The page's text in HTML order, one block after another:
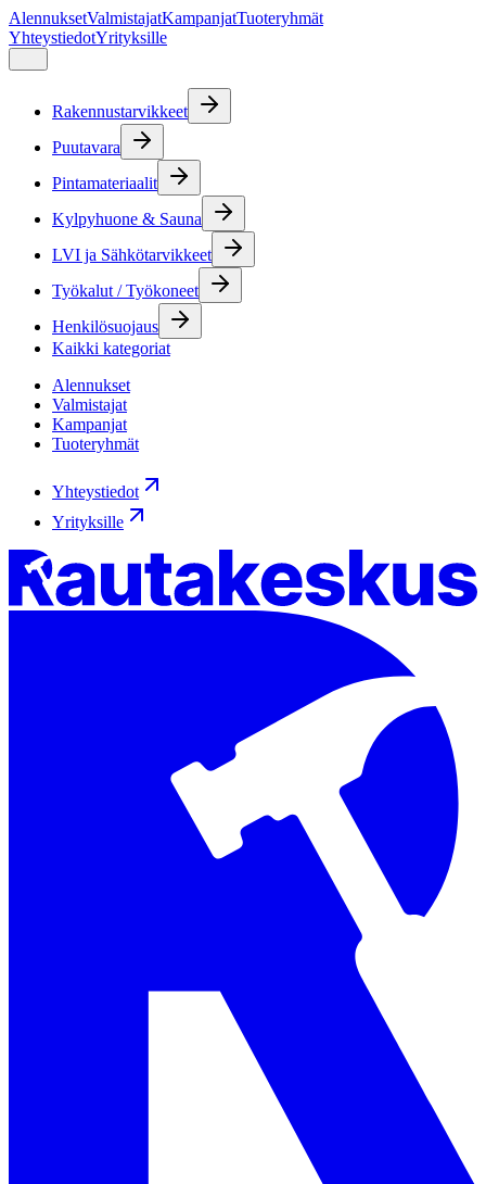
AlennuksetValmistajatKampanjatTuoteryhmät
YhteystiedotYrityksille
Rakennustarvikkeet
Puutavara
Pintamateriaalit
Kylpyhuone & Sauna
LVI ja Sähkötarvikkeet
Työkalut / Työkoneet
Henkilösuojaus
Kaikki kategoriat
Alennukset
Valmistajat
Kampanjat
Tuoteryhmät
Yhteystiedot
Yrityksille